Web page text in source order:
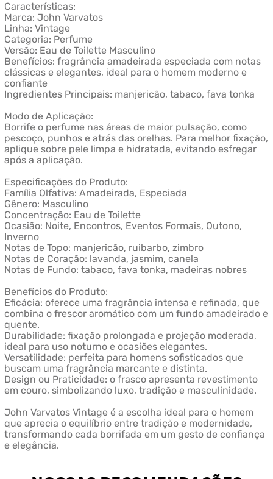
Características:
Marca: John Varvatos
Linha: Vintage
Categoria: Perfume
Versão: Eau de Toilette Masculino
Benefícios: fragrância amadeirada especiada com notas
clássicas e elegantes, ideal para o homem moderno e
confiante
Ingredientes Principais: manjericão, tabaco, fava tonka
Modo de Aplicação:
Borrife o perfume nas áreas de maior pulsação, como
pescoço, punhos e atrás das orelhas. Para melhor fixação,
aplique sobre pele limpa e hidratada, evitando esfregar
após a aplicação.
Especificações do Produto:
Família Olfativa: Amadeirada, Especiada
Gênero: Masculino
Concentração: Eau de Toilette
Ocasião: Noite, Encontros, Eventos Formais, Outono,
Inverno
Notas de Topo: manjericão, ruibarbo, zimbro
Notas de Coração: lavanda, jasmim, canela
Notas de Fundo: tabaco, fava tonka, madeiras nobres
Benefícios do Produto:
Eficácia: oferece uma fragrância intensa e refinada, que
combina o frescor aromático com um fundo amadeirado e
quente.
Durabilidade: fixação prolongada e projeção moderada,
ideal para uso noturno e ocasiões elegantes.
Versatilidade: perfeita para homens sofisticados que
buscam uma fragrância marcante e distinta.
Design ou Praticidade: o frasco apresenta revestimento
em couro, simbolizando luxo, tradição e masculinidade.
John Varvatos Vintage é a escolha ideal para o homem
que aprecia o equilíbrio entre tradição e modernidade,
transformando cada borrifada em um gesto de confiança
e elegância.